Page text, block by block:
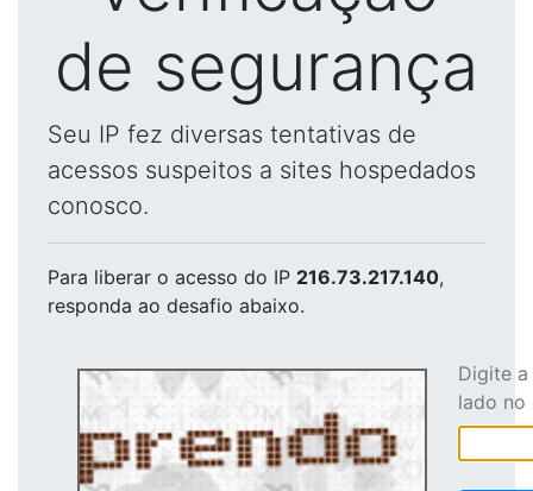
de segurança
Seu IP fez diversas tentativas de
acessos suspeitos a sites hospedados
conosco.
Para liberar o acesso do IP 216.73.217.140,
responda ao desafio abaixo.
Digite
lado no